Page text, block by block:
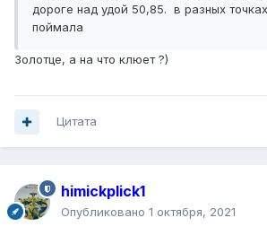
дороге над удой 50,85. в разных
поймала
Золотце, а на что клюет ?)
Цитата
himickplick1
Опубликовано 1 октября, 2021